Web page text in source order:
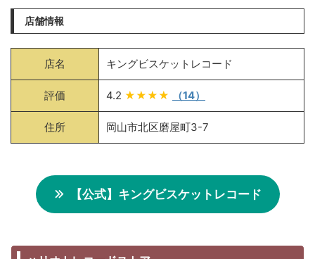
店舗情報
店名 キングビスケットレコード
評価 4.2 ★★★★ （14）
住所 岡山市北区磨屋町3-7
【公式】キングビスケットレコード